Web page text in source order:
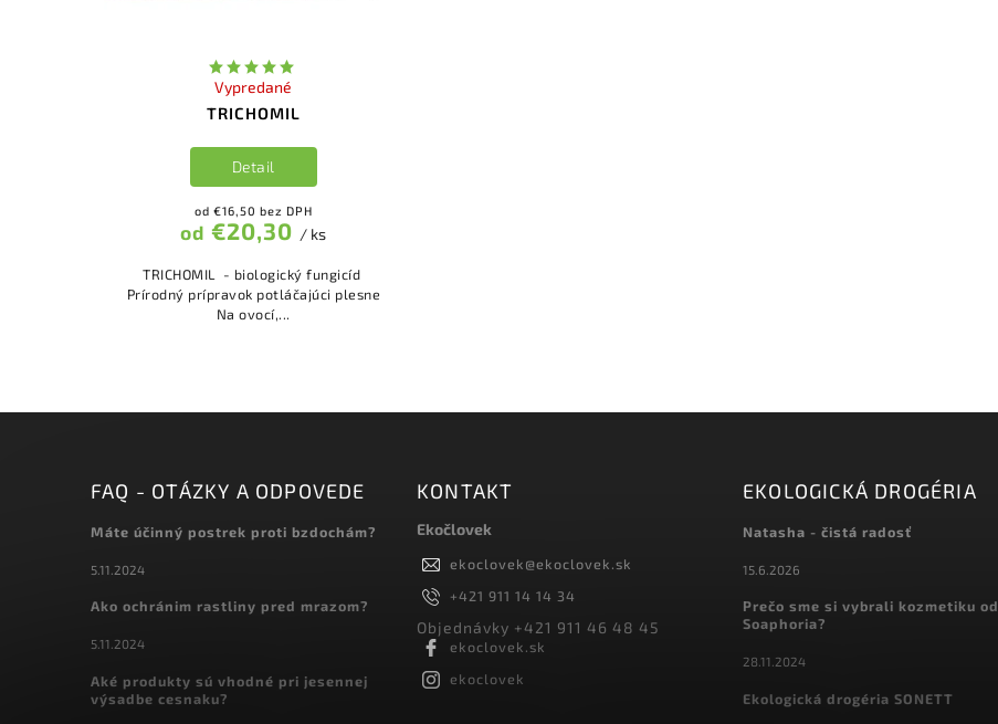
TRICHOMIL
Vypredané
od €16,50 bez DPH
od €20,30 / ks
Detail
TRICHOMIL - biologický fungicíd
Prírodný prípravok potláčajúci plesne
Na ovocí,...
FAQ - OTÁZKY A ODPOVEDE
Máte účinný postrek proti bzdochám?
5.11.2024
Ako ochránim rastliny pred mrazom?
5.11.2024
Aké produkty sú vhodné pri jesennej
výsadbe cesnaku?
KONTAKT
Ekočlovek
ekoclovek@ekoclovek.sk
+421 911 14 14 34
Objednávky +421 911 46 48 45
ekoclovek.sk
ekoclovek
EKOLOGICKÁ DROGÉRIA
Natasha - čistá radosť
15.6.2026
Prečo sme si vybrali kozmetiku od
Soaphoria?
28.11.2024
Ekologická drogéria SONETT